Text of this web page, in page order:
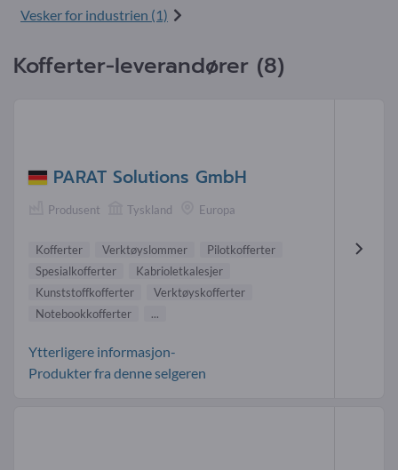
Vesker for industrien (1)
Kofferter-leverandører (8)
PARAT Solutions GmbH
Produsent Tyskland Europa
Kofferter Verktøyslommer
Pilotkofferter
Spesialkofferter
Kabrioletkalesjer
Kunststoffkofferter
Verktøyskofferter
Notebookkofferter
...
Ytterligere informasjon-
Produkter fra denne selgeren